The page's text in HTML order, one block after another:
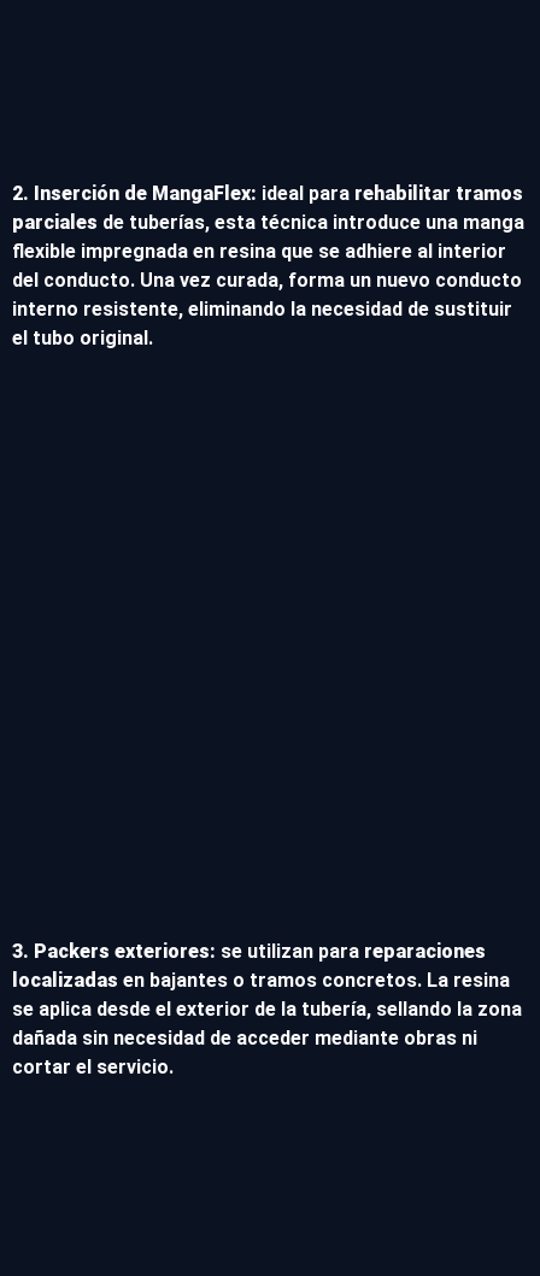
2. Inserción de MangaFlex: ideal para rehabilitar tramos
parciales de tuberías, esta técnica introduce una manga
flexible impregnada en resina que se adhiere al interior
del conducto. Una vez curada, forma un nuevo conducto
interno resistente, eliminando la necesidad de sustituir
el tubo original.
3. Packers exteriores: se utilizan para reparaciones
localizadas en bajantes o tramos concretos. La resina
se aplica desde el exterior de la tubería, sellando la zona
dañada sin necesidad de acceder mediante obras ni
cortar el servicio.